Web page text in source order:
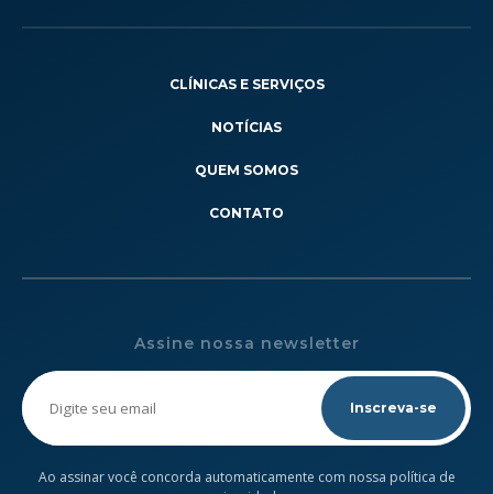
CLÍNICAS E SERVIÇOS
NOTÍCIAS
QUEM SOMOS
CONTATO
Assine nossa newsletter
Please
leave
this
field
Ao assinar você concorda automaticamente com nossa política de